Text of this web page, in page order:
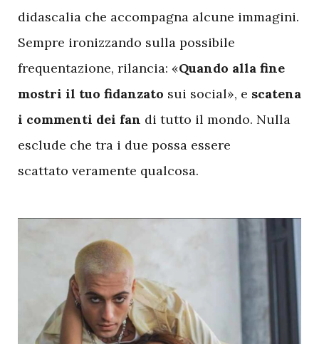
didascalia che accompagna alcune immagini.
Sempre ironizzando sulla possibile
frequentazione, rilancia: «Quando alla fine
mostri il tuo fidanzato sui social», e scatena
i commenti dei fan di tutto il mondo. Nulla
esclude che tra i due possa essere
scattato veramente qualcosa.